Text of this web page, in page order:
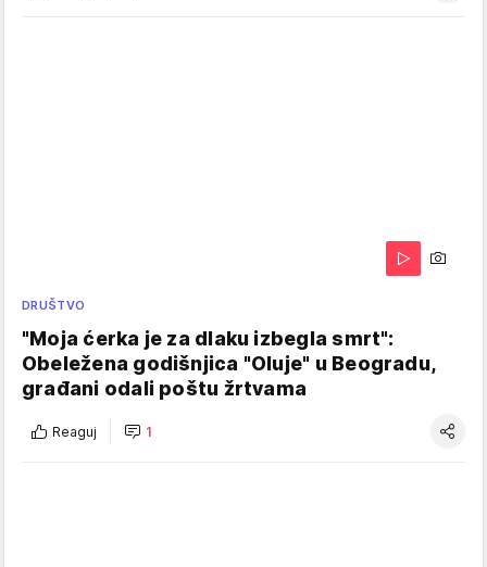
DRUŠTVO
"Moja ćerka je za dlaku izbegla smrt":
Obeležena godišnjica "Oluje" u Beogradu,
građani odali poštu žrtvama
Reaguj 1